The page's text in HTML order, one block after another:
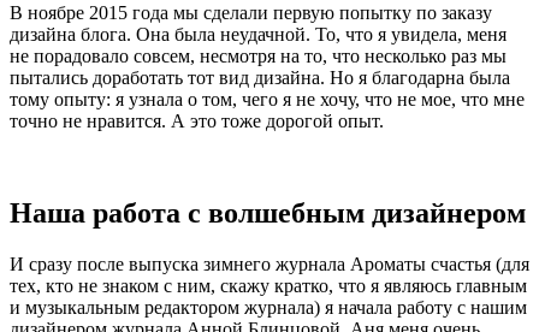
В ноябре 2015 года мы сделали первую попытку по заказу
дизайна блога. Она была неудачной. То, что я увидела, меня
не порадовало совсем, несмотря на то, что несколько раз мы
пытались доработать тот вид дизайна. Но я благодарна была
тому опыту: я узнала о том, чего я не хочу, что не мое, что мне
точно не нравится. А это тоже дорогой опыт.
Наша работа с волшебным дизайнером
И сразу после выпуска зимнего журнала Ароматы счастья (для
тех, кто не знаком с ним, скажу кратко, что я являюсь главным
и музыкальным редактором журнала) я начала работу с нашим